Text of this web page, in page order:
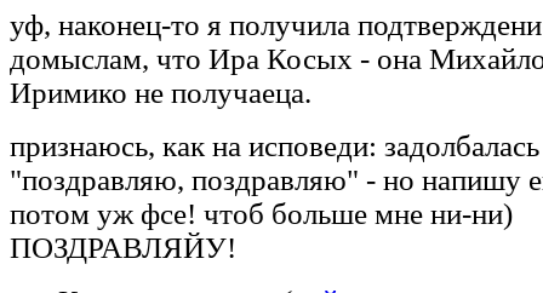
уф, наконец-то я получила
домыслам, что Ира Косых - она
Иримико не получаеца.
признаюсь, как на исповеди:
"поздравляю, поздравляю" - но напишу
потом уж фсе! чтоб больше мне ни-ни)
ПОЗДРАВЛЯЙУ!